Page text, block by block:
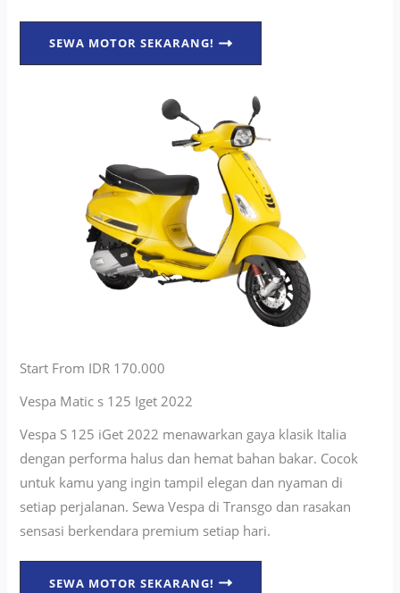
SEWA MOTOR SEKARANG!
Start From IDR 170.000
Vespa Matic s 125 Iget 2022
Vespa S 125 iGet 2022 menawarkan gaya klasik Italia
dengan performa halus dan hemat bahan bakar. Cocok
untuk kamu yang ingin tampil elegan dan nyaman di
setiap perjalanan. Sewa Vespa di Transgo dan rasakan
sensasi berkendara premium setiap hari.
SEWA MOTOR SEKARANG!